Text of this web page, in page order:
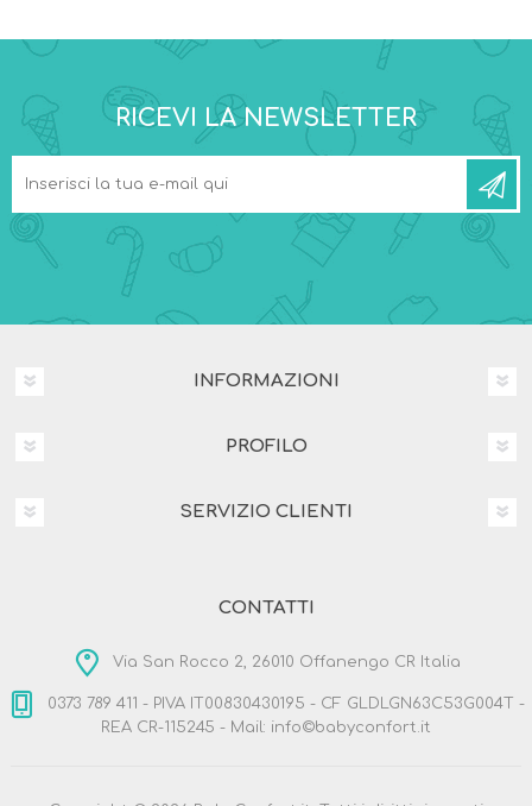
RICEVI LA NEWSLETTER
INFORMAZIONI
PROFILO
SERVIZIO CLIENTI
CONTATTI
Via San Rocco 2, 26010 Offanengo CR Italia
0373 789 411 - PIVA IT00830430195 - CF GLDLGN63C53G004T -
REA CR-115245 - Mail: info©babyconfort.it